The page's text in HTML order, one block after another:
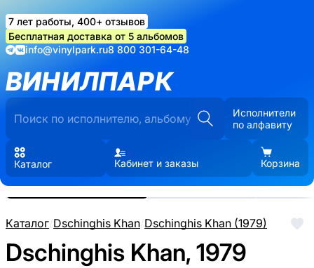
7 лет работы, 400+ отзывов
Бесплатная доставка от 5 альбомов
info@vinylpark.ru8 800 301-64-48
ВИНИЛПАРК
Исполнители
по алфавиту
Каталог Кабинет и заказы Корзина
Каталог/Dschinghis Khan/Dschinghis Khan (1979)
Dschinghis Khan, 1979
Реальные фото пластинки.
Нажмите, чтобы увеличить